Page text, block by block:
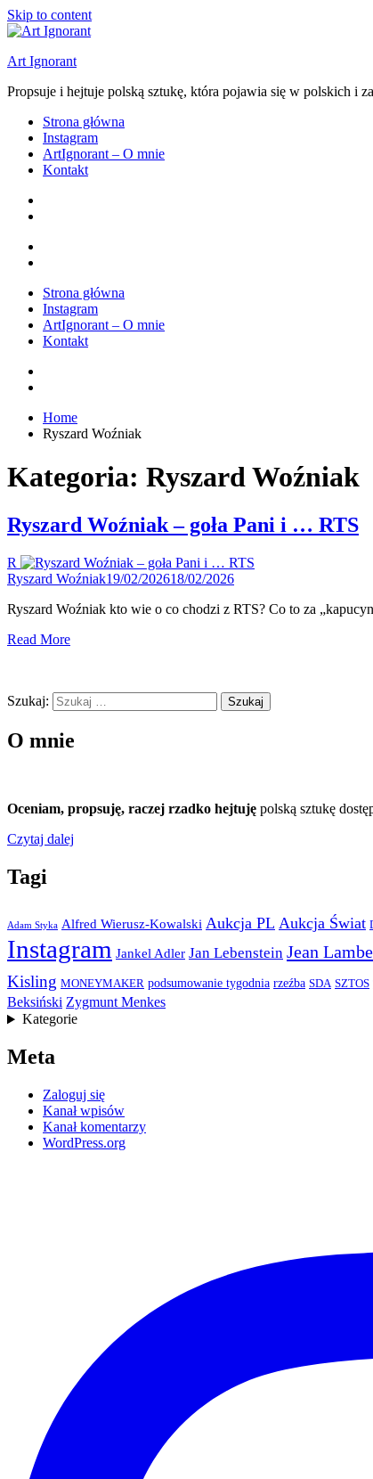
Skip to content
Art Ignorant
Propsuje i hejtuje polską sztukę, która pojawia się w polskich i
Strona główna
Instagram
ArtIgnorant – O mnie
Kontakt
Strona główna
Instagram
ArtIgnorant – O mnie
Kontakt
Home
Ryszard Woźniak
Kategoria: Ryszard Woźniak
Ryszard Woźniak – goła Pani i … RTS
R
Ryszard Woźniak19/02/202618/02/2026
Ryszard Woźniak kto wie o co chodzi z RTS? Co to za
Read More
Szukaj:
O mnie
Oceniam, propsuję, raczej rzadko hejtuję polską sztukę
Czytaj dalej
Tagi
Adam Styka Alfred Wierusz-Kowalski Aukcja PL Aukcja Świat
Instagram Jankel Adler Jan Lebenstein Jean
Kisling MONEYMAKER podsumowanie tygodnia rzeźba SDA SZTOS
Beksiński Zygmunt Menkes
Kategorie
Meta
Zaloguj się
Kanał wpisów
Kanał komentarzy
WordPress.org